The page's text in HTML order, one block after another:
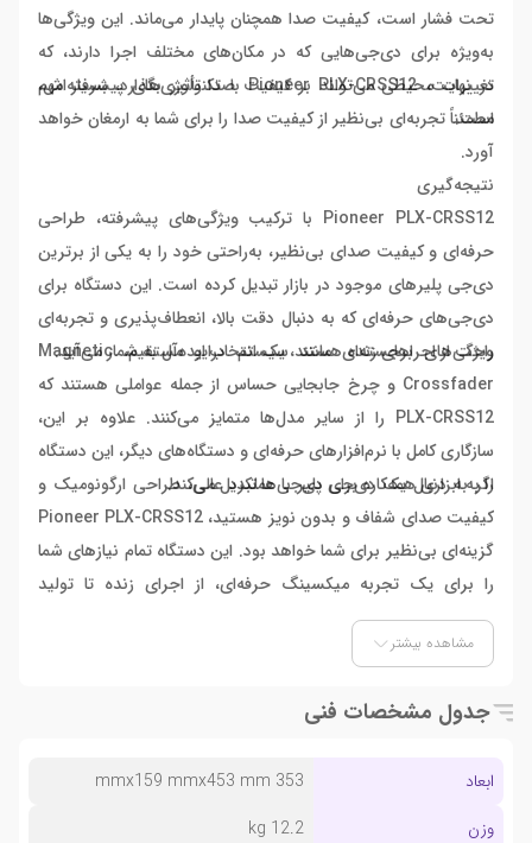
تحت فشار است، کیفیت صدا همچنان پایدار می‌ماند. این ویژگی‌ها
به‌ویژه برای دی‌جی‌هایی که در مکان‌های مختلف اجرا دارند، که
تغییرات محیطی می‌تواند بر کیفیت صدا تأثیر بگذارد، بسیار مهم
است.
در نهایت، Pioneer PLX-CRSS12 با تکنولوژی‌های پیشرفته‌اش،
مطمئناً تجربه‌ای بی‌نظیر از کیفیت صدا را برای شما به ارمغان خواهد
آورد.
نتیجه‌گیری
Pioneer PLX-CRSS12 با ترکیب ویژگی‌های پیشرفته، طراحی
حرفه‌ای و کیفیت صدای بی‌نظیر، به‌راحتی خود را به یکی از برترین
دی‌جی پلیرهای موجود در بازار تبدیل کرده است. این دستگاه برای
دی‌جی‌های حرفه‌ای که به دنبال دقت بالا، انعطاف‌پذیری و تجربه‌ای
راحت از اجراهای زنده هستند، یک انتخاب ایده‌آل به شمار می‌آید.
ویژگی‌های برجسته‌ای مانند سیستم درایو مستقیم، Magnetic
Crossfader و چرخ جابجایی حساس از جمله عواملی هستند که
PLX-CRSS12 را از سایر مدل‌ها متمایز می‌کنند. علاوه بر این،
سازگاری کامل با نرم‌افزارهای حرفه‌ای و دستگاه‌های دیگر، این دستگاه
را به ابزاری همه‌کاره برای دی‌جی‌ها تبدیل می‌کند.
اگر به دنبال یک دی‌جی پلیر با عملکرد عالی، طراحی ارگونومیک و
کیفیت صدای شفاف و بدون نویز هستید، Pioneer PLX-CRSS12
گزینه‌ای بی‌نظیر برای شما خواهد بود. این دستگاه تمام نیازهای شما
را برای یک تجربه میکسینگ حرفه‌ای، از اجرای زنده تا تولید
موسیقی، به بهترین شکل برآورده می‌کند.
مشاهده بیشتر
جدول مشخصات فنی
ابعاد
353 mmx159 mmx453 mm
وزن
12.2 kg